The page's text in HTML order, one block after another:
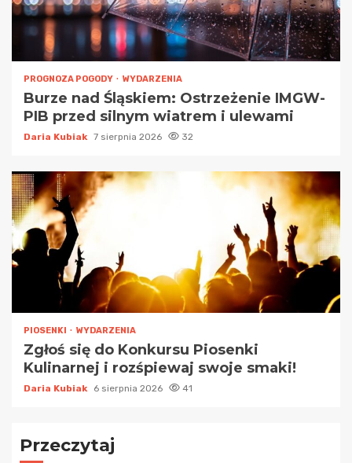
PROGNOZA POGODY WYDARZENIA
Burze nad Śląskiem: Ostrzeżenie IMGW-
PIB przed silnym wiatrem i ulewami
Daria Kubiak 7 sierpnia 2026 32
PIOSENKI WYDARZENIA
Zgłoś się do Konkursu Piosenki
Kulinarnej i rozśpiewaj swoje smaki!
Daria Kubiak 6 sierpnia 2026 41
Przeczytaj